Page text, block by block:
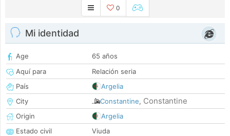
0
Mi identidad
Age
65 años
Aquí para
Relación seria
País
Argelia
City
Constantine, Constantine
Origin
Argelia
Estado civil
Viuda